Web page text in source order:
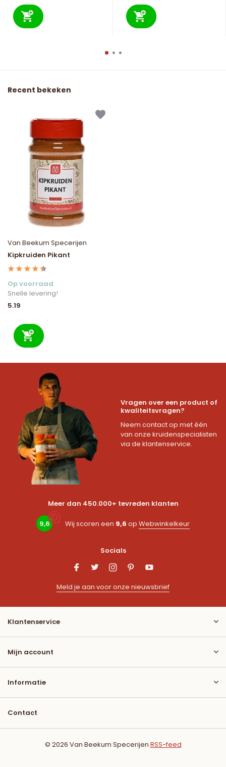
Recent bekeken
Van Beekum Specerijen
Kipkruiden Pikant
Op voorraad
Snelle levering!
5.19
Vragen over een product of
kwaliteitsvragen?
Neem contact op met één
van onze kruidenspecialisten
via de klantenservice.
Meer dan 450.000+ tevreden klanten
9,6 Wij scoren een 9,6 op Webwinkelkeur
Socials
Meld je aan voor onze nieuwsbrief
Klantenservice
Mijn account
Informatie
Contact
© 2026 Van Beekum Specerijen RSS-feed